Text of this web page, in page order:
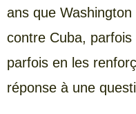
ans que
contre Cuba,
parfois en les
réponse à une